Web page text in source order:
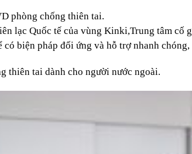
phòng chống thiên tai.
lạc Quốc tế của vùng Kinki,Trung tâm cố
biện pháp đối ứng và hỗ trợ nhanh
thiên tai dành cho người nước ngoài.